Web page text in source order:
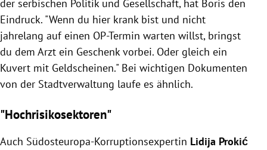
der serbischen Politik und Gesellschaft, hat Boris den
Eindruck. "Wenn du hier krank bist und nicht
jahrelang auf einen OP-Termin warten willst, bringst
du dem Arzt ein Geschenk vorbei. Oder gleich ein
Kuvert mit Geldscheinen." Bei wichtigen Dokumenten
von der Stadtverwaltung laufe es ähnlich.
"Hochrisikosektoren"
Auch Südosteuropa-Korruptionsexpertin Lidija Prokić